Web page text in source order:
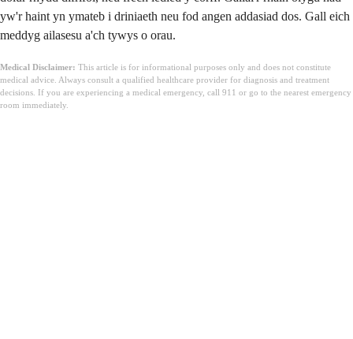
yw'r haint yn ymateb i driniaeth neu fod angen addasiad dos. Gall eich
meddyg ailasesu a'ch tywys o orau.
Medical Disclaimer: This article is for informational purposes only and does not constitute
medical advice. Always consult a qualified healthcare provider for diagnosis and treatment
decisions. If you are experiencing a medical emergency, call 911 or go to the nearest emergency
room immediately.